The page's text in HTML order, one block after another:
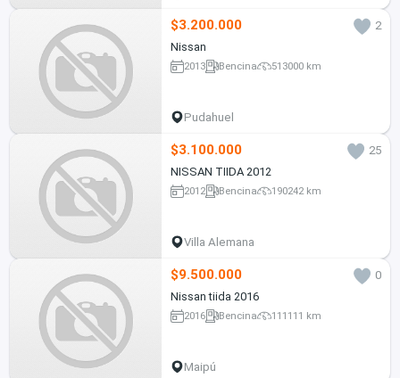
$3.200.000
2
Nissan
2013 Bencina 513000 km
Pudahuel
$3.100.000
25
NISSAN TIIDA 2012
2012 Bencina 190242 km
Villa Alemana
$9.500.000
0
Nissan tiida 2016
2016 Bencina 111111 km
Maipú